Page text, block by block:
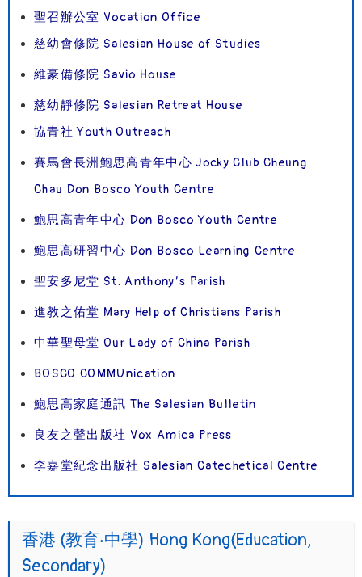
聖召辦公室 Vocation Office
慈幼會修院 Salesian House of Studies
維豪備修院 Savio House
慈幼靜修院 Salesian Retreat House
協青社 Youth Outreach
賽馬會長洲鮑思高青年中心 Jocky Club Cheung
Chau Don Bosco Youth Centre
鮑思高青年中心 Don Bosco Youth Centre
鮑思高研習中心 Don Bosco Learning Centre
聖安多尼堂 St. Anthony’s Parish
進教之佑堂 Mary Help of Christians Parish
中華聖母堂 Our Lady of China Parish
BOSCO COMMUnication
鮑思高家庭通訊 The Salesian Bulletin
良友之聲出版社 Vox Amica Press
李嘉堂紀念出版社 Salesian Catechetical Centre
香港 (教育‧中學) Hong Kong(Education,
Secondary)